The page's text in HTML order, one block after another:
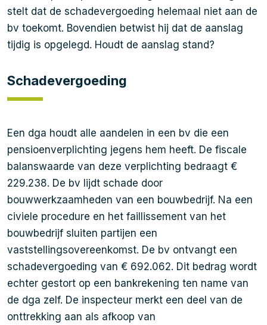
stelt dat de schadevergoeding helemaal niet aan de
bv toekomt. Bovendien betwist hij dat de aanslag
tijdig is opgelegd. Houdt de aanslag stand?
Schadevergoeding
Een dga houdt alle aandelen in een bv die een
pensioenverplichting jegens hem heeft. De fiscale
balanswaarde van deze verplichting bedraagt €
229.238. De bv lijdt schade door
bouwwerkzaamheden van een bouwbedrijf. Na een
civiele procedure en het faillissement van het
bouwbedrijf sluiten partijen een
vaststellingsovereenkomst. De bv ontvangt een
schadevergoeding van € 692.062. Dit bedrag wordt
echter gestort op een bankrekening ten name van
de dga zelf. De inspecteur merkt een deel van de
onttrekking aan als afkoop van